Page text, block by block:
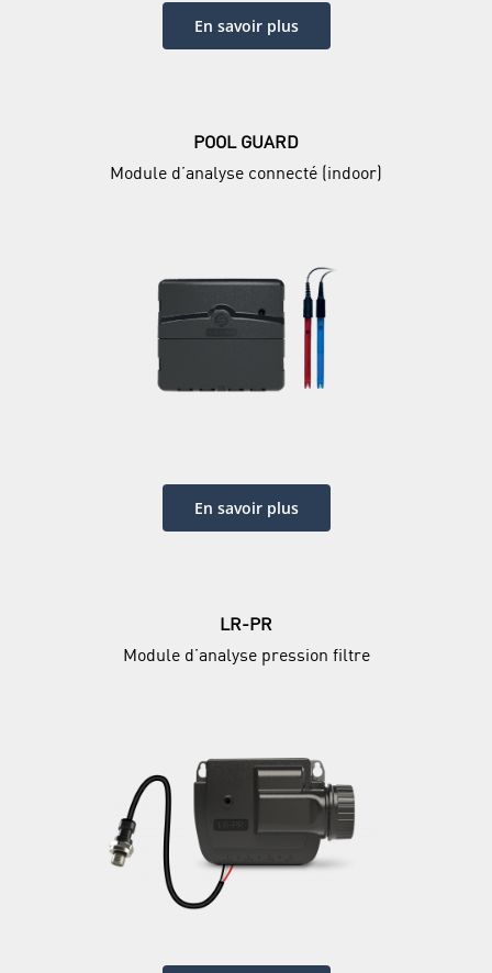
En savoir plus
POOL GUARD
Module d’analyse connecté (indoor)
En savoir plus
LR-PR
Module d’analyse pression filtre